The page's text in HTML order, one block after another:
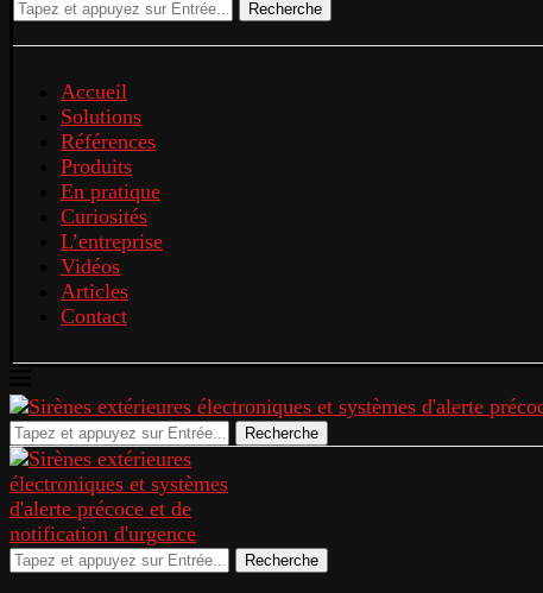
Recherche
Accueil
Solutions
Références
Produits
En pratique
Curiosités
L’entreprise
Vidéos
Articles
Contact
Recherche
Recherche